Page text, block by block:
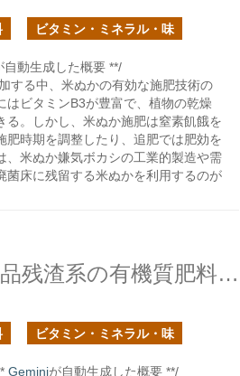
ビタミン・ミネラル・味
自動生成した概要 **/
する中、米ぬかの有効な施肥技術の
はビタミンB3が豊富で、植物の乾燥
る。しかし、米ぬか施肥は窒素飢餓を
肥時期を調整したり、追肥では肥効を
、米ぬか嫌気ボカシの工業的製造や需
菌床に残留する米ぬかを利用するのが
ナイアシンは食品残渣系の有機質肥料に豊富に含まれている
ビタミン・ミネラル・味
Geminiが自動生成した概要 **/